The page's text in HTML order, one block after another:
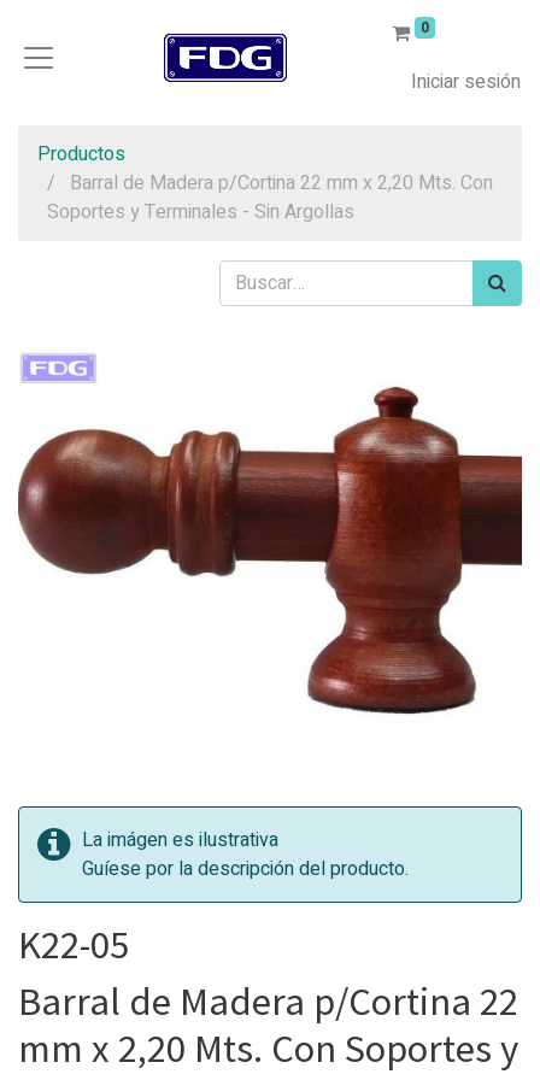
0
Iniciar sesión
Productos
Barral de Madera p/Cortina 22 mm x 2,20 Mts. Con
Soportes y Terminales - Sin Argollas
La imágen es ilustrativa
Guíese por la descripción del producto.
K22-05
Barral de Madera p/Cortina 22
mm x 2,20 Mts. Con Soportes y